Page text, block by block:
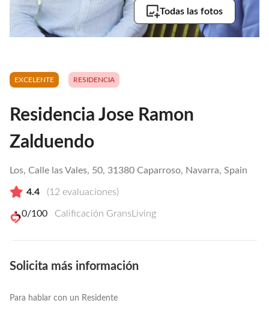
Todas las fotos
EXCELENTE RESIDENCIA
Residencia Jose Ramon
Zalduendo
Los, Calle las Vales, 50, 31380 Caparroso, Navarra, Spain
4.4 (12 evaluaciones)
0/100 Calificación GransLiving
Solicita más información
Para hablar con un Residente